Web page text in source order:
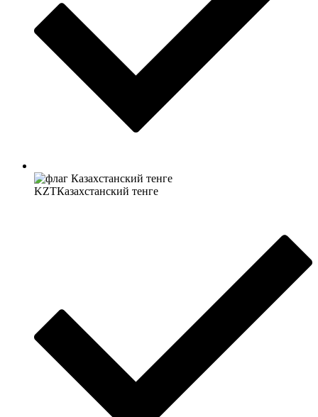
KZTКазахстанский тенге